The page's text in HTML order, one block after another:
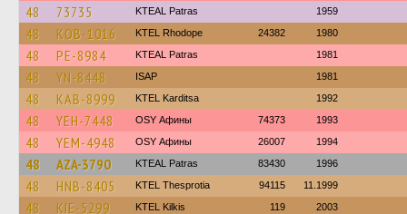
48 73735 KTEAL Patras 1959
48 KOB-1016 KTEL Rhodope 24382 1980
48 PE-8984 KTEAL Patras 1981
48 YN-8448 ISAP 1981
48 KAB-8999 ΚΤΕL Karditsa 1992
48 YEH-7448 OSY Афины 74373 1993
48 YEM-4948 OSY Афины 26007 1994
48 AZA-3790 KTEAL Patras 83430 1996
48 HNB-8405 KTEL Thesprotia 94115 11.1999
48 KIE-5299 KTEL Kilkis 119 2003